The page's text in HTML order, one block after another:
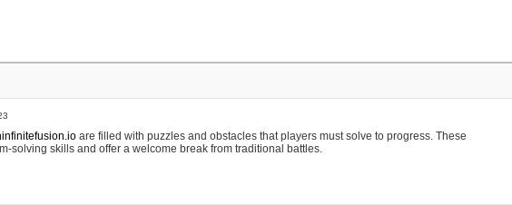
are filled with puzzles and obstacles that players must solve to progress. These
solving skills and offer a welcome break from traditional battles.